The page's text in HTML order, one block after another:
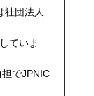
社団法人
ていま
でJPNIC